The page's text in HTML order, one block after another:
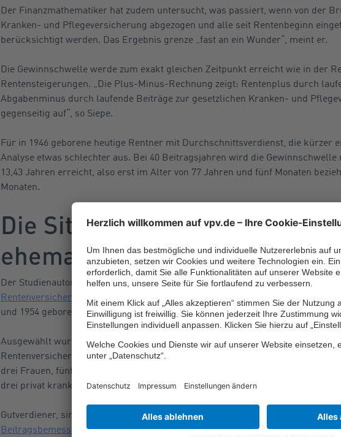
Der Finanzmathematiker hat zudem untersucht, was passiert, wenn von der
Kranken- und Pflegeversicherung abgezogen und alle seit Rentenbeginn
berücksichtigt werden. Das Ergebnis grenze „fast an ein Wunder“, meint er.
Die Gewinnschwelle werde zum exakt gleichen Zeitpunkt erreicht wie in der
Rentensteigerungen. „Die Plus-Minus-Rechnung zeigt: Rentenplus durch
Abgabenminus durch laufende Beiträge zur gesetzlichen Kranken- und
gegenseitig auf“, so Siepe.
Für in 1946 geborene heutige Rentner mit Durchschnittsverdienst, die kürzer
Analyse etwas schlechter aus. Bei 40 Beitragsjahren wird die Gewinnschwelle
13,43 Jahren erreicht, also erst im Alter von 77 Jahren und fünf Monaten
Monaten.
Die Situation für real
ehemals Gutverdiener
Der Studienautor hat darüber hinaus Originalfälle untersucht, zu denen ihm
Rentenversicherung (DRV) vorlagen. Genauer betrachtet hat er die Daten von
und 1954 geboren wurden und in den Jahren 2007 bis 2020 in den Ruhestand
Ausgewählt wurden ausschließlich Gutverdiener mit mindestens 35
Rentenversicherung und einer geschlossenen Erwerbsbiografie. So kam eine
drei Frauen, fünf Regelalters- und drei Frührentnern, fünf Akademikern und
drei privat krankenversicherten Senioren zusammen.
Gutverdiener, sind Beschäftigte deren Verdienst während der Erwerbstätigkeit
Beitragsbemessungs-Grenze in der GRV (West)lagen. 2021 hätte ein